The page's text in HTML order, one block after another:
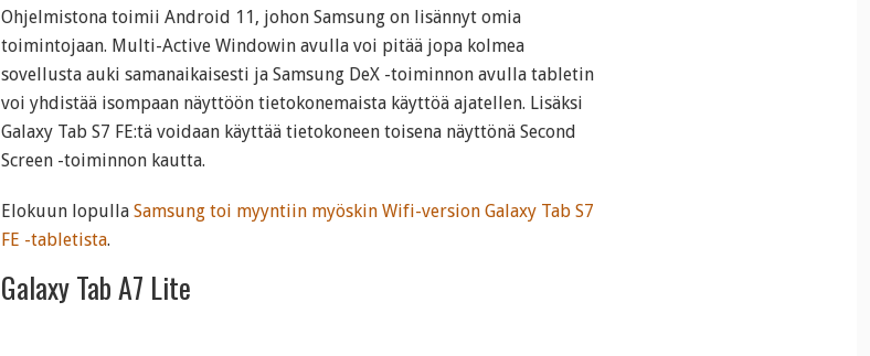
Ohjelmistona toimii Android 11, johon Samsung on lisännyt omia
toimintojaan. Multi-Active Windowin avulla voi pitää jopa kolmea
sovellusta auki samanaikaisesti ja Samsung DeX -toiminnon avulla tabletin
voi yhdistää isompaan näyttöön tietokonemaista käyttöä ajatellen. Lisäksi
Galaxy Tab S7 FE:tä voidaan käyttää tietokoneen toisena näyttönä Second
Screen -toiminnon kautta.
Elokuun lopulla Samsung toi myyntiin myöskin Wifi-version Galaxy Tab S7
FE -tabletista.
Galaxy Tab A7 Lite